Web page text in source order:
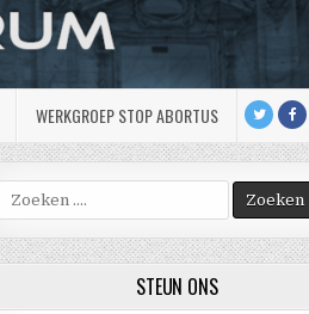
WERKGROEP STOP ABORTUS
Zoek
naar:
STEUN ONS